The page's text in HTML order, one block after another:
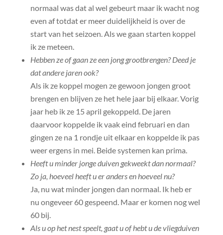
normaal was dat al wel gebeurt maar ik wacht nog
even af totdat er meer duidelijkheid is over de
start van het seizoen. Als we gaan starten koppel
ik ze meteen.
Hebben ze of gaan ze een jong grootbrengen? Deed je
dat andere jaren ook?
Als ik ze koppel mogen ze gewoon jongen groot
brengen en blijven ze het hele jaar bij elkaar. Vorig
jaar heb ik ze 15 april gekoppeld. De jaren
daarvoor koppelde ik vaak eind februari en dan
gingen ze na 1 rondje uit elkaar en koppelde ik pas
weer ergens in mei. Beide systemen kan prima.
Heeft u minder jonge duiven gekweekt dan normaal?
Zo ja, hoeveel heeft u er anders en hoeveel nu?
Ja, nu wat minder jongen dan normaal. Ik heb er
nu ongeveer 60 gespeend. Maar er komen nog wel
60 bij.
Als u op het nest speelt, gaat u of hebt u de vliegduiven